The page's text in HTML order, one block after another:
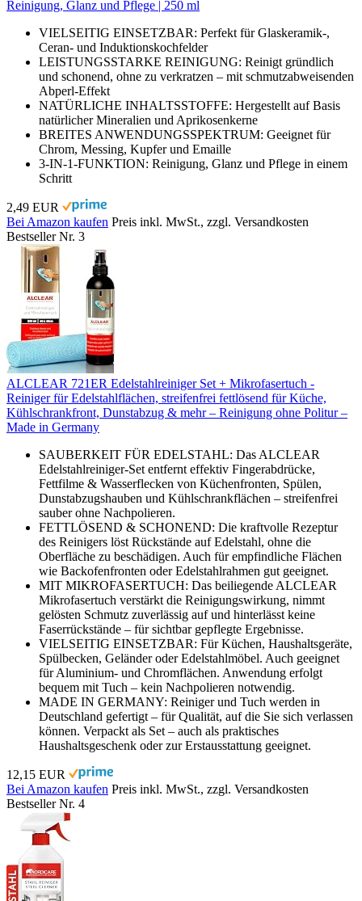
Reinigung, Glanz und Pflege | 250 ml
VIELSEITIG EINSETZBAR: Perfekt für Glaskeramik-,
Ceran- und Induktionskochfelder
LEISTUNGSSTARKE REINIGUNG: Reinigt gründlich
und schonend, ohne zu verkratzen – mit schmutzabweisenden
Abperl-Effekt
NATÜRLICHE INHALTSSTOFFE: Hergestellt auf Basis
natürlicher Mineralien und Aprikosenkerne
BREITES ANWENDUNGSSPEKTRUM: Geeignet für
Chrom, Messing, Kupfer und Emaille
3-IN-1-FUNKTION: Reinigung, Glanz und Pflege in einem
Schritt
2,49 EUR
Bei Amazon kaufen Preis inkl. MwSt., zzgl. Versandkosten
Bestseller Nr. 3
ALCLEAR 721ER Edelstahlreiniger Set + Mikrofasertuch -
Reiniger für Edelstahlflächen, streifenfrei fettlösend für Küche,
Kühlschrankfront, Dunstabzug & mehr – Reinigung ohne Politur –
Made in Germany
SAUBERKEIT FÜR EDELSTAHL: Das ALCLEAR
Edelstahlreiniger-Set entfernt effektiv Fingerabdrücke,
Fettfilme & Wasserflecken von Küchenfronten, Spülen,
Dunstabzugshauben und Kühlschrankflächen – streifenfrei
sauber ohne Nachpolieren.
FETTLÖSEND & SCHONEND: Die kraftvolle Rezeptur
des Reinigers löst Rückstände auf Edelstahl, ohne die
Oberfläche zu beschädigen. Auch für empfindliche Flächen
wie Backofenfronten oder Edelstahlrahmen gut geeignet.
MIT MIKROFASERTUCH: Das beiliegende ALCLEAR
Mikrofasertuch verstärkt die Reinigungswirkung, nimmt
gelösten Schmutz zuverlässig auf und hinterlässt keine
Faserrückstände – für sichtbar gepflegte Ergebnisse.
VIELSEITIG EINSETZBAR: Für Küchen, Haushaltsgeräte,
Spülbecken, Geländer oder Edelstahlmöbel. Auch geeignet
für Aluminium- und Chromflächen. Anwendung erfolgt
bequem mit Tuch – kein Nachpolieren notwendig.
MADE IN GERMANY: Reiniger und Tuch werden in
Deutschland gefertigt – für Qualität, auf die Sie sich verlassen
können. Verpackt als Set – auch als praktisches
Haushaltsgeschenk oder zur Erstausstattung geeignet.
12,15 EUR
Bei Amazon kaufen Preis inkl. MwSt., zzgl. Versandkosten
Bestseller Nr. 4